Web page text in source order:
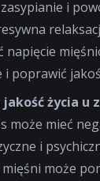
i
napięcie
i poprawić
życia u
może mieć
i
może